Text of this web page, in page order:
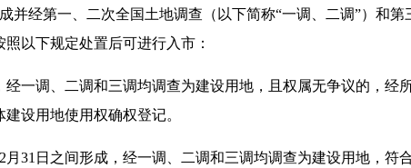
经第一、二次全国土地调查（以下简称“一调、二调”）和第
以下规定处置后可进行入市：
调、二调和三调均调查为建设用地，且权属无争议的，经
设用地使用权确权登记。
31日之间形成，经一调、二调和三调均调查为建设用地，符